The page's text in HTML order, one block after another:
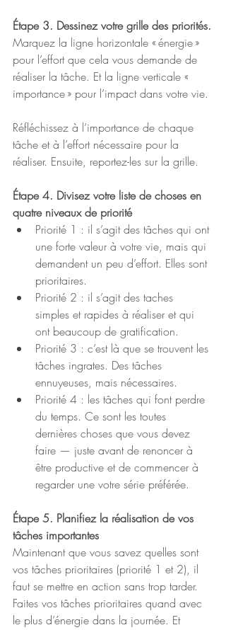
Étape 3. Dessinez votre grille des priorités.
Marquez la ligne horizontale « énergie »
pour l’effort que cela vous demande de
réaliser la tâche. Et la ligne verticale «
importance » pour l’impact dans votre vie.
Réfléchissez à l’importance de chaque
tâche et à l’effort nécessaire pour la
réaliser. Ensuite, reportez-les sur la grille.
Étape 4. Divisez votre liste de choses en
quatre niveaux de priorité
Priorité 1 : il s’agit des tâches qui ont
une forte valeur à votre vie, mais qui
demandent un peu d’effort. Elles sont
prioritaires.
Priorité 2 : il s’agit des taches
simples et rapides à réaliser et qui
ont beaucoup de gratification.
Priorité 3 : c’est là que se trouvent les
tâches ingrates. Des tâches
ennuyeuses, mais nécessaires.
Priorité 4 : les tâches qui font perdre
du temps. Ce sont les toutes
dernières choses que vous devez
faire — juste avant de renoncer à
être productive et de commencer à
regarder une votre série préférée.
Étape 5. Planifiez la réalisation de vos
tâches importantes
Maintenant que vous savez quelles sont
vos tâches prioritaires (priorité 1 et 2), il
faut se mettre en action sans trop tarder.
Faites vos tâches prioritaires quand avec
le plus d’énergie dans la journée. Et